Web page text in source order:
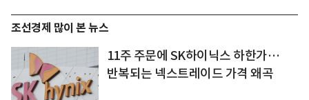
조선경제 많이 본 뉴스
11주 주문에 SK하이닉스 하한가…
반복되는 넥스트레이드 가격 왜곡